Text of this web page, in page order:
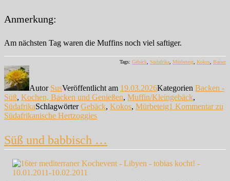
Anmerkung:
Am nächsten Tag waren die Muffins noch viel saftiger.
Tags: Gebäck, Südafrika, Mürbeteig, Kokos, Baiser
Autor SusVeröffentlicht am 19.03.2026Kategorien Backen -
Süß, Kochen, Backen und Genießen, Muffin/Kleingebäck,
SüdafrikaSchlagwörterGebäck, Kokos, Mürbeteig1 Kommentarzu
Südafrikanische Hertzoggies
Süß und babbisch …